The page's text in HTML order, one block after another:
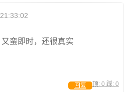
蛮即时，还很真实
顶: 0 踩: 0
回复